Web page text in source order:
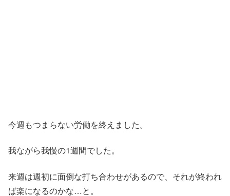
今週もつまらない労働を終えました。
我ながら我慢の1週間でした。
来週は週初に面倒な打ち合わせがあるので、それが終われ
ば楽になるのかな…と。